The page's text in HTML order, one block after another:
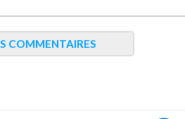
COMMENTAIRES